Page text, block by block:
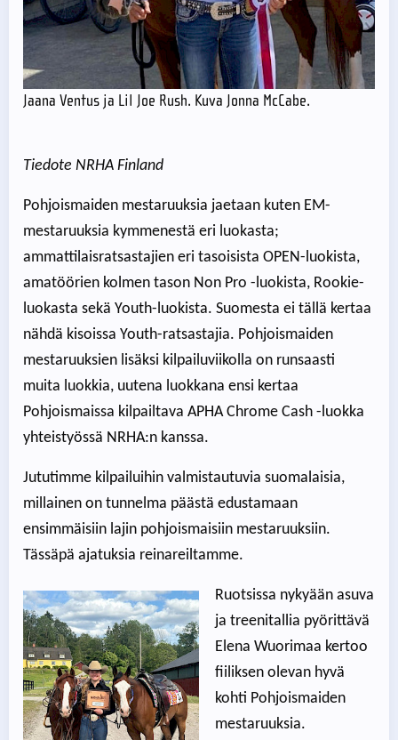
Jaana Ventus ja Lil Joe Rush. Kuva Jonna McCabe.
Tiedote NRHA Finland
Pohjoismaiden mestaruuksia jaetaan kuten EM-
mestaruuksia kymmenestä eri luokasta;
ammattilaisratsastajien eri tasoisista OPEN-luokista,
amatöörien kolmen tason Non Pro -luokista, Rookie-
luokasta sekä Youth-luokista. Suomesta ei tällä kertaa
nähdä kisoissa Youth-ratsastajia. Pohjoismaiden
mestaruuksien lisäksi kilpailuviikolla on runsaasti
muita luokkia, uutena luokkana ensi kertaa
Pohjoismaissa kilpailtava APHA Chrome Cash -luokka
yhteistyössä NRHA:n kanssa.
Jututimme kilpailuihin valmistautuvia suomalaisia,
millainen on tunnelma päästä edustamaan
ensimmäisiin lajin pohjoismaisiin mestaruuksiin.
Tässäpä ajatuksia reinareiltamme.
Ruotsissa nykyään asuva
ja treenitallia pyörittävä
Elena Wuorimaa kertoo
fiiliksen olevan hyvä
kohti Pohjoismaiden
mestaruuksia.